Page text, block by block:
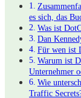
es sich, das
Was ist
Dan
Für wen ist
Warum ist
Unternehmer
Wie
Traffic